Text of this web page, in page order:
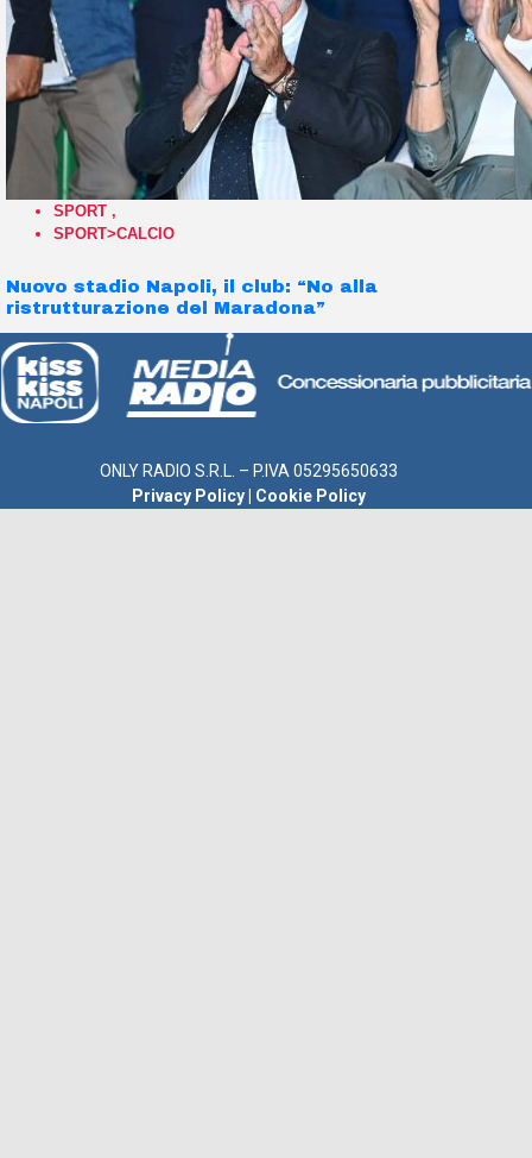
SPORT ,
SPORT>CALCIO
Nuovo stadio Napoli, il club: “No alla
ristrutturazione del Maradona”
ONLY RADIO S.R.L. – P.IVA 05295650633
Privacy Policy
Cookie Policy